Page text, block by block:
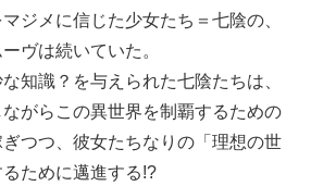
ジメに信じた少女たち＝七陰の、
ヴは続いていた。
知識？を与えられた七陰たちは、
がらこの異世界を制覇するための
つつ、彼女たちなりの「理想の世
ために邁進する!?